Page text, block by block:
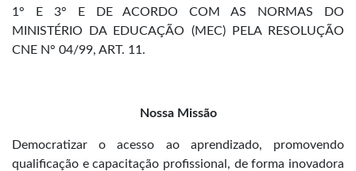
1° E 3° E DE ACORDO COM AS NORMAS DO
MINISTÉRIO DA EDUCAÇÃO (MEC) PELA RESOLUÇÃO
CNE N° 04/99, ART. 11.
Nossa Missão
Democratizar o acesso ao aprendizado, promovendo
qualificação e capacitação profissional, de forma inovadora